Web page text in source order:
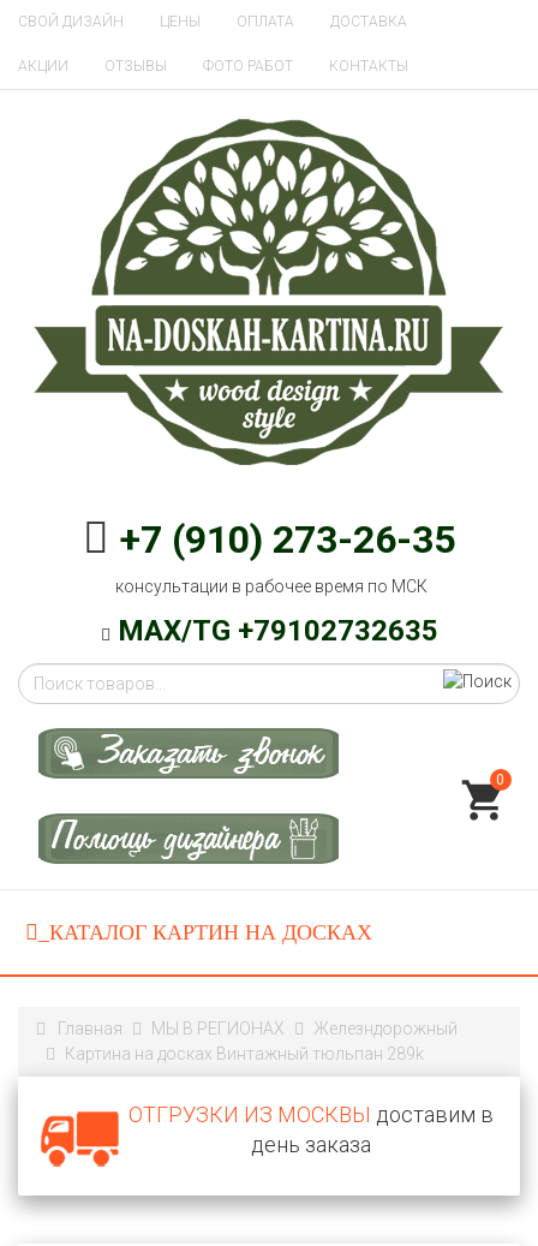
СВОЙ ДИЗАЙН ЦЕНЫ ОПЛАТА ДОСТАВКА
АКЦИИ ОТЗЫВЫ ФОТО РАБОТ КОНТАКТЫ
+7 (910) 273-26-35
консультации в рабочее время по МСК
MAX/TG +79102732635
0
Главная МЫ В РЕГИОНАХ
Железндорожный
Картина на досках Винтажный тюльпан 289k
ОТГРУЗКИ ИЗ МОСКВЫ доставим в
день заказа